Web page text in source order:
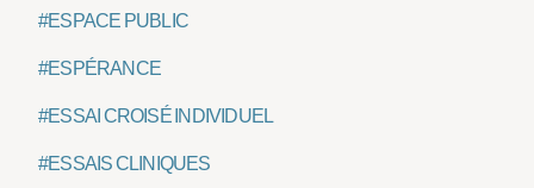
#ESPACE PUBLIC
#ESPÉRANCE
#ESSAI CROISÉ INDIVIDUEL
#ESSAIS CLINIQUES